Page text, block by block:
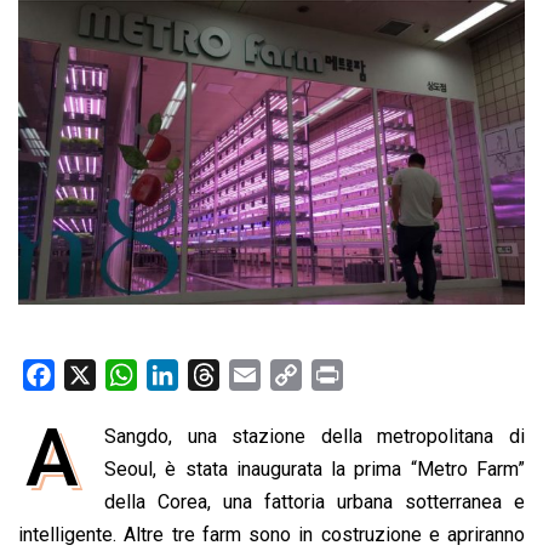
c
e
o
W
a
t
s
A
k
e
d
e
a
d
a
i
l
p
y
L
i
i
n
t
A
Sangdo, una stazione della metropolitana di
Seoul, è stata inaugurata la prima “Metro Farm”
della Corea, una fattoria urbana sotterranea e
intelligente. Altre tre farm sono in costruzione e apriranno